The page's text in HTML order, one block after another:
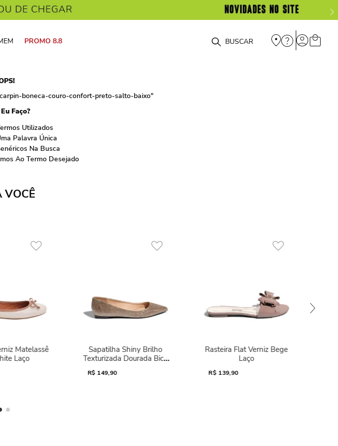
PROMO 8.8 O que você está procurando?
boneca-couro-confort-preto-salto-baixo"
Faço?
Utilizados
Palavra Única
Na Busca
Ao Termo Desejado
VOCÊ
Matelassê
Laço
Sapatilha Shiny Brilho
Texturizada Dourada Bico
R$ 149,90
Rasteira Flat Verniz Bege
Laço
R$ 139,90